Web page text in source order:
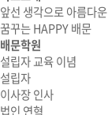
앞선 생각으로 아름다
꿈꾸는 HAPPY 배문
배문학원
설립자 교육 이념
설립자
이사장 인사
법인 연혁